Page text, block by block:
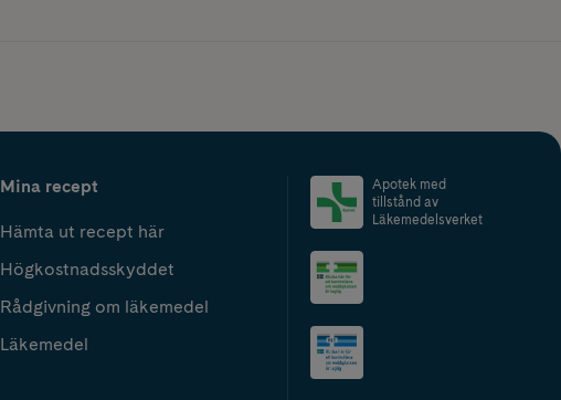
Mina recept
Hämta ut recept här
Högkostnadsskyddet
Rådgivning om läkemedel
Läkemedel
Apotek med
tillstånd av
Läkemedelsverket